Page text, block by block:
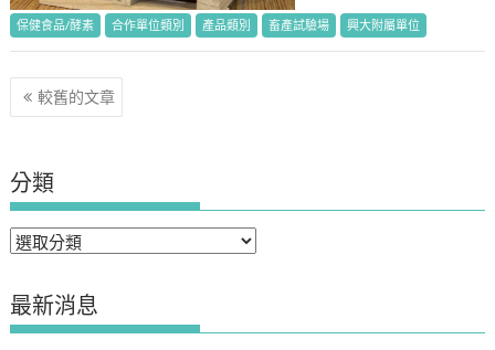
保健食品/酵素 合作單位類別 產品類別 畜產試驗場 興大附屬單位
文
章
覽
較舊的文章
分類
分
最新消息